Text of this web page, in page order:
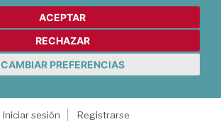
ACEPTAR
RECHAZAR
CAMBIAR PREFERENCIAS
Iniciar sesión
Registrarse